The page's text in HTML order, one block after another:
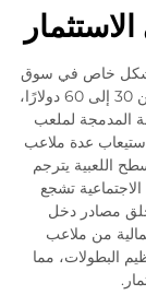
بشكل خاص في سوق
الرياضة النامي اليوم. مع أسعار إيجار ساعة تتراوح بين 30 إلى 60 دولارًا،
المدمجة لملعب
عدة ملاعب
اللعبية يترجم
الاجتماعية تشجع
مصادر دخل
من ملاعب
البطولات، مما